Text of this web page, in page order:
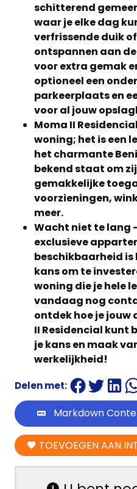
schitterend
waar je elke dag
verfrissende duik
ontspannen aan
voor extra gemak
optioneel een
parkeerplaats en
voor al jouw
Moma II
woning; het is een
het charmante
bekend staat om
gemakkelijke
voorzieningen,
meer.
Wacht niet te lang
exclusieve
beschikbaarheid is
kans om te
woning die je hele
vandaag nog
ontdek hoe je jouw
II Residencial kunt
je kans en maak
werkelijkheid!
Delen met:
Markdown
TOEVOEGEN AAN